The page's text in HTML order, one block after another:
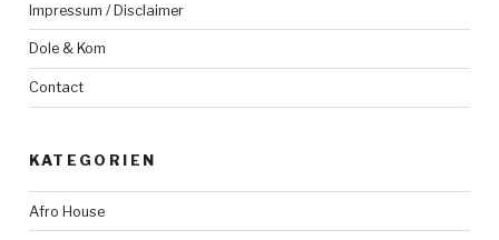
Impressum / Disclaimer
Dole & Kom
Contact
KATEGORIEN
Afro House